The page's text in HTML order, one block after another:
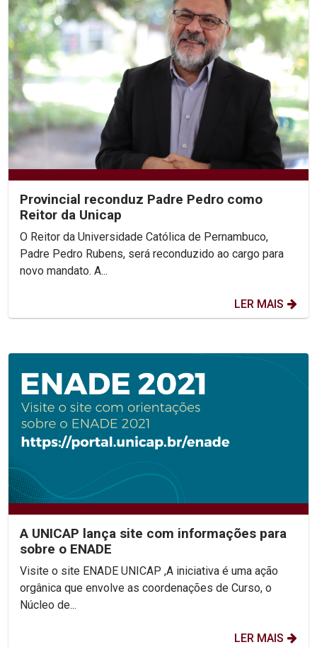
Provincial reconduz Padre Pedro como
Reitor da Unicap
O Reitor da Universidade Católica de Pernambuco,
Padre Pedro Rubens, será reconduzido ao cargo para
novo mandato. A...
LER MAIS
A UNICAP lança site com informações para
sobre o ENADE
Visite o site ENADE UNICAP ,A iniciativa é uma ação
orgânica que envolve as coordenações de Curso, o
Núcleo de...
LER MAIS